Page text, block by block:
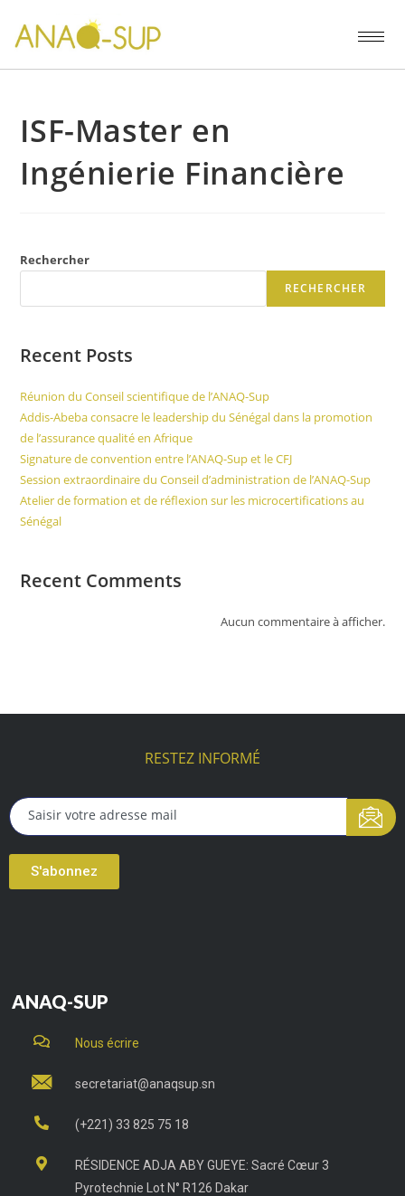
ISF-Master en
Ingénierie Financière
Rechercher
RECHERCHER
Recent Posts
Réunion du Conseil scientifique de l’ANAQ-Sup
Addis-Abeba consacre le leadership du Sénégal dans la promotion
de l’assurance qualité en Afrique
Signature de convention entre l’ANAQ-Sup et le CFJ
Session extraordinaire du Conseil d’administration de l’ANAQ-Sup
Atelier de formation et de réflexion sur les microcertifications au
Sénégal
Recent Comments
Aucun commentaire à afficher.
RESTEZ INFORMÉ
S'abonnez
ANAQ-SUP
Nous écrire
secretariat@anaqsup.sn
(+221) 33 825 75 18
RÉSIDENCE ADJA ABY GUEYE: Sacré Cœur 3
Pyrotechnie Lot N° R126 Dakar